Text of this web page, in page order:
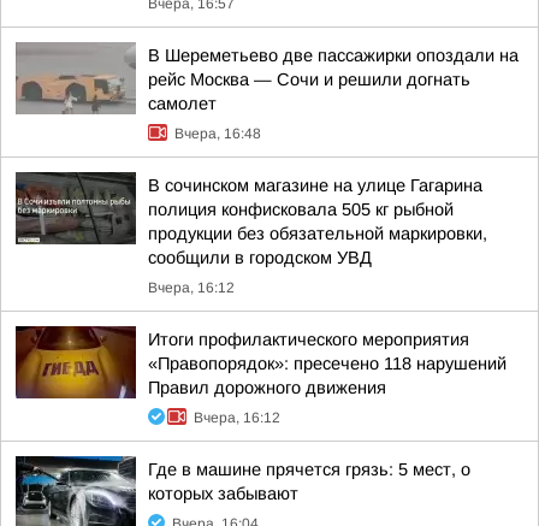
Вчера, 16:57
В Шереметьево две пассажирки опоздали на
рейс Москва — Сочи и решили догнать
самолет
Вчера, 16:48
В сочинском магазине на улице Гагарина
полиция конфисковала 505 кг рыбной
продукции без обязательной маркировки,
сообщили в городском УВД
Вчера, 16:12
Итоги профилактического мероприятия
«Правопорядок»: пресечено 118 нарушений
Правил дорожного движения
Вчера, 16:12
Где в машине прячется грязь: 5 мест, о
которых забывают